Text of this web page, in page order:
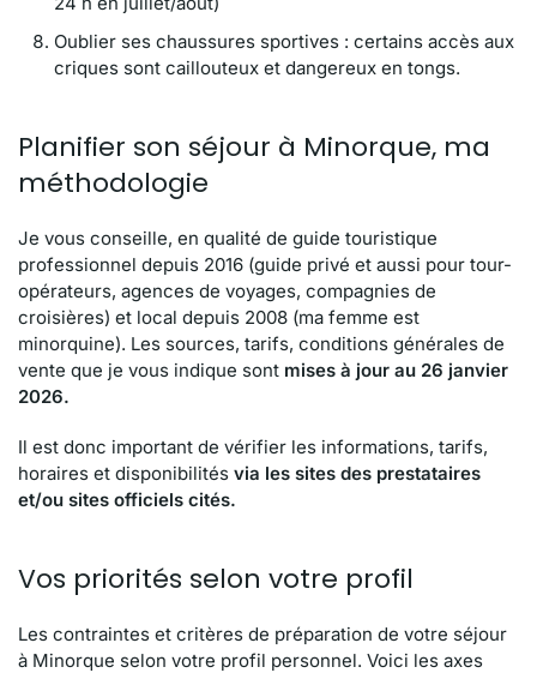
Oublier ses chaussures sportives : certains accès aux
criques sont caillouteux et dangereux en tongs.
Planifier son séjour à Minorque, ma
méthodologie
Je vous conseille, en qualité de guide touristique
professionnel depuis 2016 (guide privé et aussi pour tour-
opérateurs, agences de voyages, compagnies de
croisières) et local depuis 2008 (ma femme est
minorquine). Les sources, tarifs, conditions générales de
vente que je vous indique sont mises à jour au 26 janvier
2026.
Il est donc important de vérifier les informations, tarifs,
horaires et disponibilités via les sites des prestataires
et/ou sites officiels cités.
Vos priorités selon votre profil
Les contraintes et critères de préparation de votre séjour
à Minorque selon votre profil personnel. Voici les axes